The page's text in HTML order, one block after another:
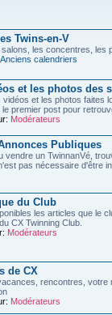
Twins-en-V
les concentres, les
Anciens calendriers
et les photos des
vidéos et les photos faites
premier post pour
Modérateurs
Publiques
vendre un TwinnanVé,
pas nécessaire d'être
du Club
les articles que le
CX Twinning Club.
Modérateurs
de CX
rencontres, votre
Modérateurs